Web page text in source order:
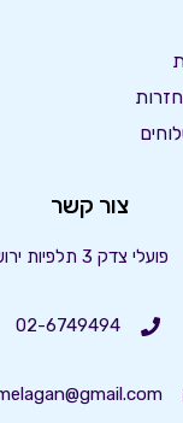
צור קשר
פועלי צדק 3 תלפיות ירושלים
02-6749494